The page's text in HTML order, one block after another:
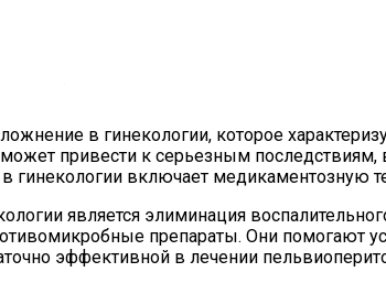
в гинекологии, которое
привести к серьезным
включает медикаментозную
является элиминация
препараты. Они помогают
эффективной в лечении